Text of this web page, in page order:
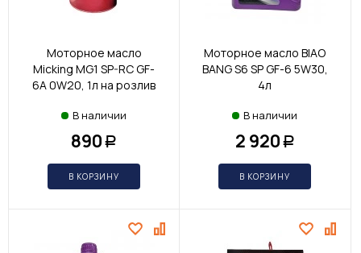
Моторное масло
Micking MG1 SP-RC GF-
6A 0W20, 1л на розлив
В наличии
890 Р
В КОРЗИНУ
Моторное масло BIAO
BANG S6 SP GF-6 5W30,
4л
В наличии
2 920 Р
В КОРЗИНУ